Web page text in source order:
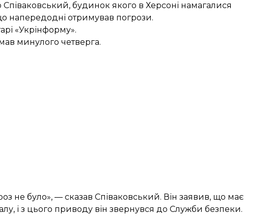
будинок якого в Херсоні намагалися
напередодні отримував погрози.
«Укрінформу».
минулого четверга.
не було», — сказав Співаковський. Він заявив, що має
і з цього приводу він звернувся до Служби безпеки.